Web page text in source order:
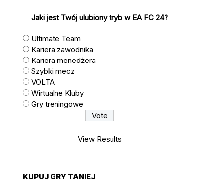
Jaki jest Twój ulubiony tryb w EA FC 24?
Ultimate Team
Kariera zawodnika
Kariera menedżera
Szybki mecz
VOLTA
Wirtualne Kluby
Gry treningowe
View Results
KUPUJ GRY TANIEJ